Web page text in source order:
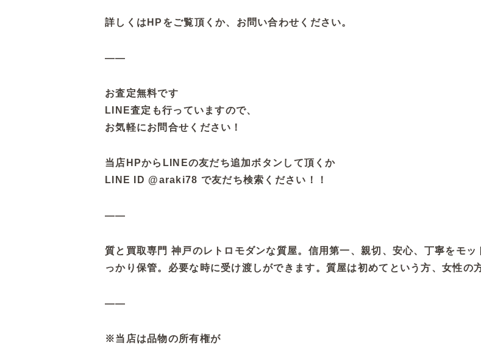
詳しくはHPをご覧頂くか、お問い合わせください。
——
お査定無料です
LINE査定も行っていますので、
お気軽にお問合せください！
当店HPからLINEの友だち追加ボタンして頂くか
LINE ID @araki78 で友だち検索ください！！
——
質と買取専門 神戸のレトロモダンな質屋。信用第一、親切、安心、丁寧をモ
っかり保管。必要な時に受け渡しができます。質屋は初めてという方、女性の
——
※当店は品物の所有権が